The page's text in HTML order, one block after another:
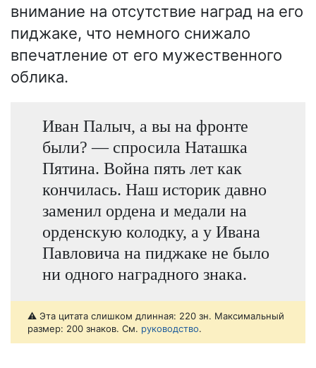
внимание на отсутствие наград на его
пиджаке, что немного снижало
впечатление от его мужественного
облика.
Иван Палыч, а вы на фронте
были? — спросила Наташка
Пятина. Война пять лет как
кончилась. Наш историк давно
заменил ордена и медали на
орденскую колодку, а у Ивана
Павловича на пиджаке не было
ни одного наградного знака.
⚠️ Эта цитата слишком длинная: 220 зн. Максимальный
размер: 200 знаков. См. руководство.